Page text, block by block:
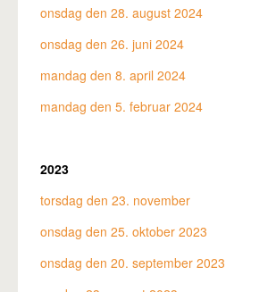
onsdag den 28. august 2024
onsdag den 26. juni 2024
mandag den 8. april 2024
mandag den 5. februar 2024
2023
torsdag den 23. november
onsdag den 25. oktober 2023
onsdag den 20. september 2023